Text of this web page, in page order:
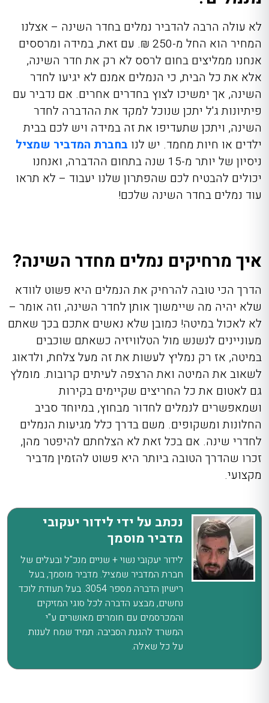
לא עולה הרבה להדביר נמלים בחדר השינה – אצלנו
המחיר הוא החל מ-250 ₪. עם זאת, במידה ומרססים
אנחנו ממליצים בחום לרסס לא רק את חדר השינה,
אלא את כל הבית, כי הנמלים אמנם לא יגיעו לחדר
השינה, אך ימשיכו לצוץ בחדרים אחרים. אם נדביר עם
פיתיונות ג'ל יתכן שנוכל למקד את ההדברה לחדר
השינה, ויתכן שתעדיפו את זה במידה ויש לכם בבית
ילדים או חיות מחמד. יש לנו בחברת המדביר שמציל
ניסיון של יותר מ-15 שנה בתחום ההדברה, ואנחנו
יכולים להבטיח לכם שהפתרון שלנו יעבוד – לא תראו
עוד נמלים בחדר השינה שלכם!
איך מרחיקים נמלים מחדר השינה?
הדרך הכי טובה להרחיק את הנמלים היא פשוט לוודא
שלא יהיה מה שיימשוך אותן לחדר השינה, וזה אומר –
לא לאכול במיטה! כמובן שלא נאשים אתכם בכך שאתם
מעוניינים לנשנש מול הטלוויזיה כשאתם שוכבים
במיטה, אז רק נמליץ לעשות את זה מעל צלחת, ולדאוג
לשאוב את המיטה ואת הרצפה לעיתים קרובות. מומלץ
גם לאטום את כל החריצים שקיימים בקירות
ושמאפשרים לנמלים לחדור מבחוץ, במיוחד סביב
החלונות ומשקופים. משם בדרך כלל מגיעות הנמלים
לחדרי שינה. אם בכל זאת לא הצלחתם להיפטר מהן,
זכרו שהדרך הטובה ביותר היא פשוט להזמין מדביר
מקצועי.
נכתב על ידי לידור יעקובי
מדביר מוסמך
לידור יעקובי נשוי + שניים מנכ"ל ובעלים של
חברת המדביר שמציל. מדביר מוסמך, בעל
רישיון הדברה מספר 3054. בעל תעודת לוכד
נחשים, מבצע הדברה לכל סוגי המזיקים
והמכרסמים עם חומרים מאושרים ע"י
המשרד להגנת הסביבה. תמיד שמח לענות
על כל שאלה.